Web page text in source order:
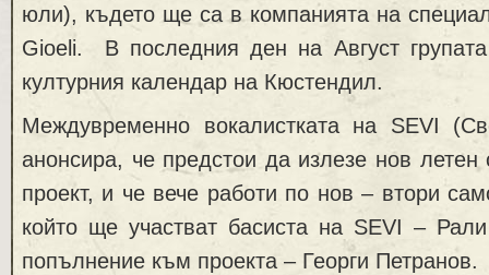
юли), където ще са в компанията на
Gioeli. В последния ден на Август
културния календар на Кюстендил.
Междувременно вокалистката на SEVI
анонсира, че предстои да излезе нов летен
проект, и че вече работи по нов – втори
който ще участват басиста на SEVI –
попълнение към проекта – Георги Петранов.